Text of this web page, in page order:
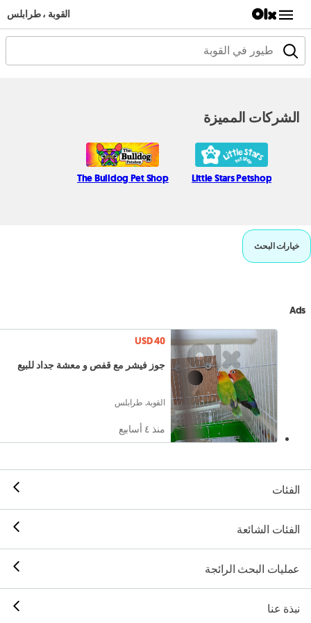
القوبة ، طرابلس
الشركات المميزة
Little Stars Petshop
The Bulldog Pet Shop
خيارات البحث
Ads
USD 40
جوز فيشر مع قفص و معشة جداد للبيع
القوبة, طرابلس
منذ ٤ أسابيع
الفئات
الفئات الشائعة
عمليات البحث الرائجة
نبذة عنا